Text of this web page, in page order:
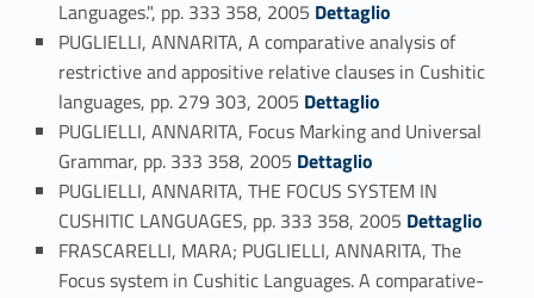
Languages.", pp. 333 358, 2005 Dettaglio
PUGLIELLI, ANNARITA, A comparative analysis of
restrictive and appositive relative clauses in Cushitic
languages, pp. 279 303, 2005 Link identifier #identifier_person_163583-80
Dettaglio
PUGLIELLI, ANNARITA, Focus Marking and Universal
Grammar, pp. 333 358, 2005 Link identifier #identifier_person_53212-81
Dettaglio
PUGLIELLI, ANNARITA, THE FOCUS SYSTEM IN
CUSHITIC LANGUAGES, pp. 333 358, 2005 Link identifier #identifier_person_61644-82
Dettaglio
FRASCARELLI, MARA; PUGLIELLI, ANNARITA, The
Focus system in Cushitic Languages. A comparative-